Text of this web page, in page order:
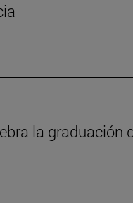
la graduación